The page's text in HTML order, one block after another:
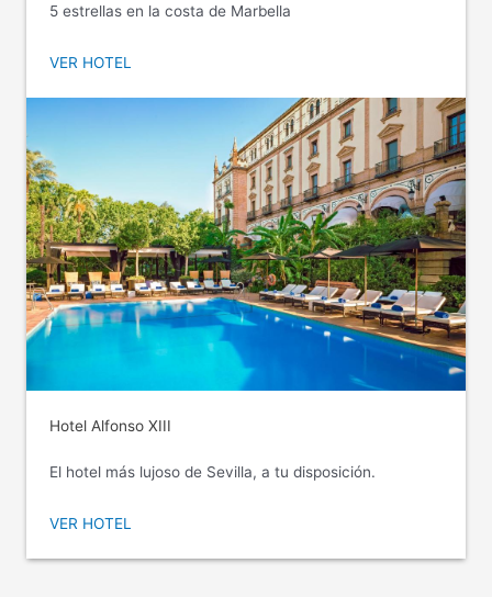
5 estrellas en la costa de Marbella
VER HOTEL
Hotel Alfonso XIII
El hotel más lujoso de Sevilla, a tu disposición.
VER HOTEL